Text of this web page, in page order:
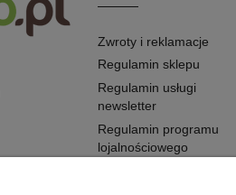
Zwroty i reklamacje
Regulamin sklepu
Regulamin usługi
newsletter
Regulamin programu
lojalnościowego